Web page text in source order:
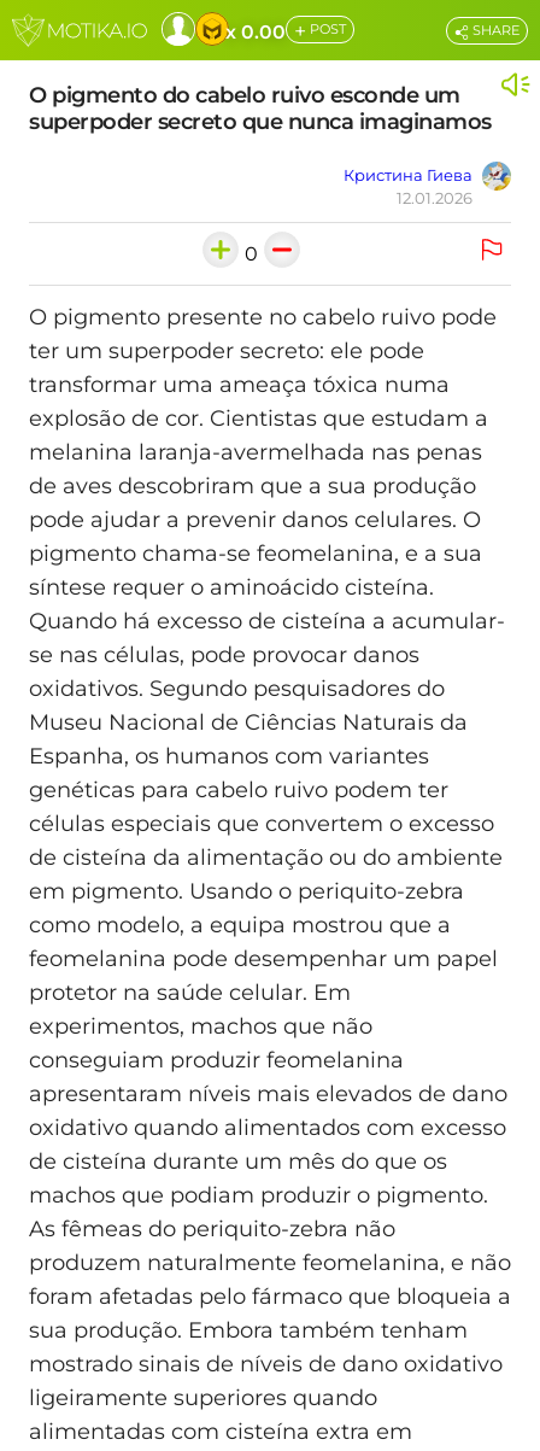
x 0.00 + POST
O pigmento do cabelo ruivo esconde um
superpoder secreto que nunca imaginamos
Кристина Гиева
12.01.2026
SHARE
0
O pigmento presente no cabelo ruivo pode
ter um superpoder secreto: ele pode
transformar uma ameaça tóxica numa
explosão de cor. Cientistas que estudam a
melanina laranja-avermelhada nas penas
de aves descobriram que a sua produção
pode ajudar a prevenir danos celulares. O
pigmento chama-se feomelanina, e a sua
síntese requer o aminoácido cisteína.
Quando há excesso de cisteína a acumular-
se nas células, pode provocar danos
oxidativos. Segundo pesquisadores do
Museu Nacional de Ciências Naturais da
Espanha, os humanos com variantes
genéticas para cabelo ruivo podem ter
células especiais que convertem o excesso
de cisteína da alimentação ou do ambiente
em pigmento. Usando o periquito-zebra
como modelo, a equipa mostrou que a
feomelanina pode desempenhar um papel
protetor na saúde celular. Em
experimentos, machos que não
conseguiam produzir feomelanina
apresentaram níveis mais elevados de dano
oxidativo quando alimentados com excesso
de cisteína durante um mês do que os
machos que podiam produzir o pigmento.
As fêmeas do periquito-zebra não
produzem naturalmente feomelanina, e não
foram afetadas pelo fármaco que bloqueia a
sua produção. Embora também tenham
mostrado sinais de níveis de dano oxidativo
ligeiramente superiores quando
alimentadas com cisteína extra em